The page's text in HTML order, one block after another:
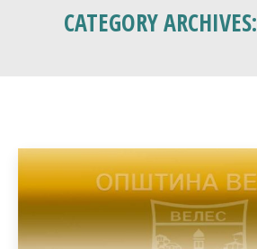
CATEGORY ARCHIVES: